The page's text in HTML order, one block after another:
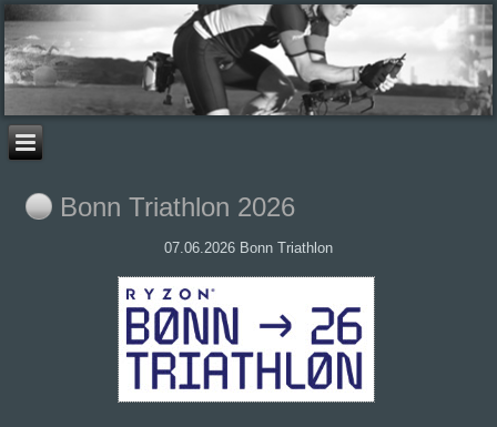
Bonn Triathlon 2026
07.06.2026 Bonn Triathlon